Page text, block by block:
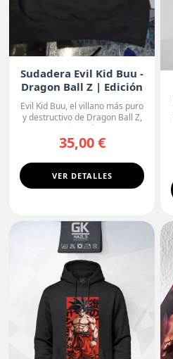
Sudadera Evil Kid Buu -
Dragon Ball Z | Edición
Oscura
Evil Kid Buu, el villano más puro
y destructivo de Dragon Ball Z,
protagoniza...
35,00 €
VER DETALLES